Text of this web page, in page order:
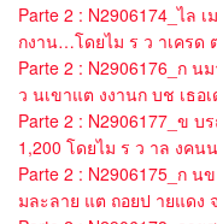
Parte 2 : N2906174_ไล
กงาน…โดยไม ร ว าเครด
Parte 2 : N2906176_ก น
ว นเขาแต งงานก บช เธอ
Parte 2 : N2906177_ข บ
1,200 โดยไม ร ว าล งคน
Parte 2 : N2906175_ก น
มละลาย แต ถอยป ายแดง